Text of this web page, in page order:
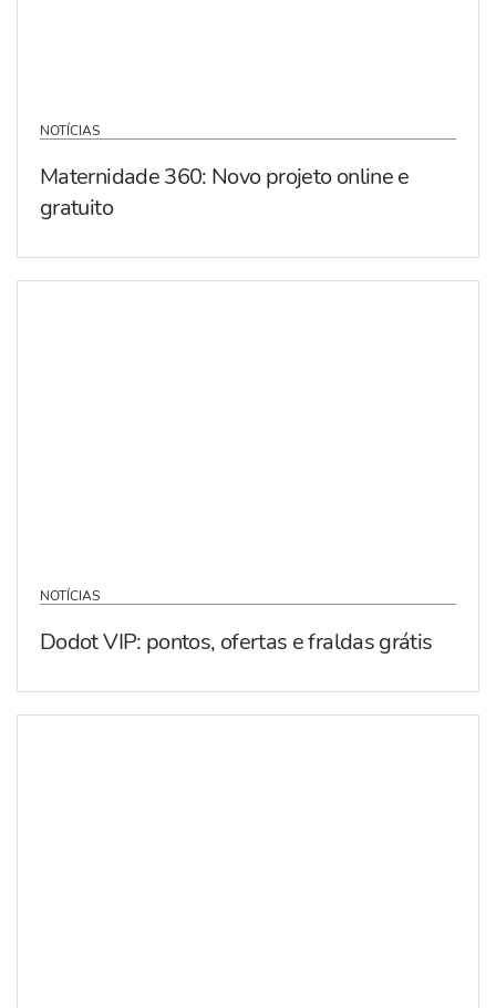
NOTÍCIAS
Maternidade 360: Novo projeto online e
gratuito
NOTÍCIAS
Dodot VIP: pontos, ofertas e fraldas grátis